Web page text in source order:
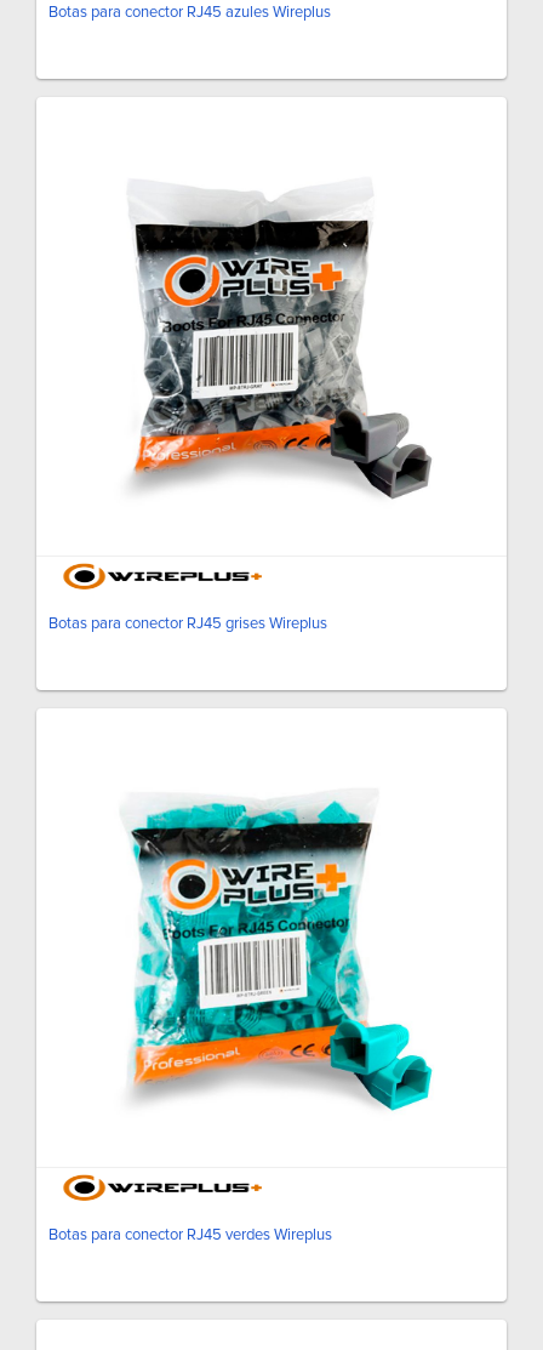
Botas para conector RJ45 azules Wireplus
Botas para conector RJ45 grises Wireplus
Botas para conector RJ45 verdes Wireplus